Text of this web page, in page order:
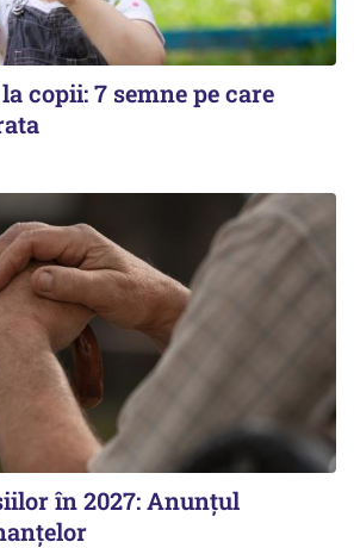
copii: 7 semne pe care
în 2027: Anunțul